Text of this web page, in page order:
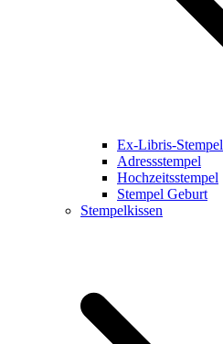
Ex-Libris-Stempel
Adressstempel
Hochzeitsstempel
Stempel Geburt
Stempelkissen